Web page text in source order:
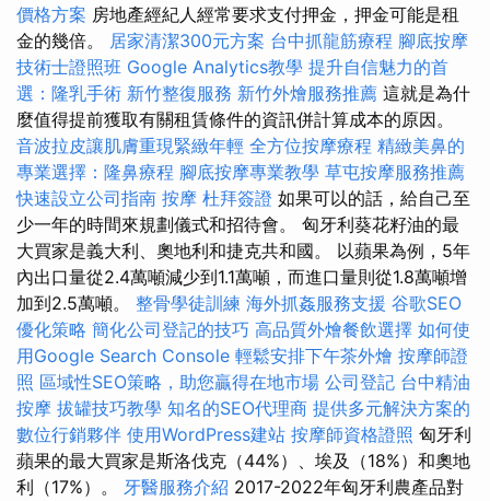
價格方案 房地產經紀人經常要求支付押金，押金可能是租
金的幾倍。 居家清潔300元方案 台中抓龍筋療程 腳底按摩
技術士證照班 Google Analytics教學 提升自信魅力的首
選：隆乳手術 新竹整復服務 新竹外燴服務推薦 這就是為什
麼值得提前獲取有關租賃條件的資訊併計算成本的原因。
音波拉皮讓肌膚重現緊緻年輕 全方位按摩療程 精緻美鼻的
專業選擇：隆鼻療程 腳底按摩專業教學 草屯按摩服務推薦
快速設立公司指南 按摩 杜拜簽證 如果可以的話，給自己至
少一年的時間來規劃儀式和招待會。 匈牙利葵花籽油的最
大買家是義大利、奧地利和捷克共和國。 以蘋果為例，5年
內出口量從2.4萬噸減少到1.1萬噸，而進口量則從1.8萬噸增
加到2.5萬噸。 整骨學徒訓練 海外抓姦服務支援 谷歌SEO
優化策略 簡化公司登記的技巧 高品質外燴餐飲選擇 如何使
用Google Search Console 輕鬆安排下午茶外燴 按摩師證
照 區域性SEO策略，助您贏得在地市場 公司登記 台中精油
按摩 拔罐技巧教學 知名的SEO代理商 提供多元解決方案的
數位行銷夥伴 使用WordPress建站 按摩師資格證照 匈牙利
蘋果的最大買家是斯洛伐克（44%）、埃及（18%）和奧地
利（17%）。 牙醫服務介紹 2017-2022年匈牙利農產品對